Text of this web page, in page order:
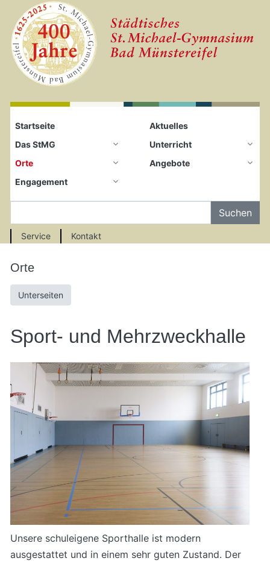
Zum Seiteninhalt springen
Startseite
Startseite
Aktuelles
Das StMG
Unterricht
Orte
Angebote
Engagement
Service Kontakt
Orte
Unterseiten
Sport- und Mehrzweckhalle
Unsere schuleigene Sporthalle ist modern
ausgestattet und in einem sehr guten Zustand. Der